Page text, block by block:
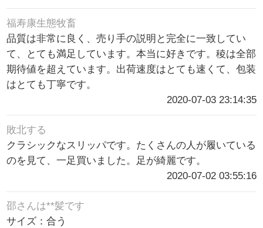
福寿康生態牧畜
品質は非常に良く、売り手の説明と完全に一致してい
て、とても満足しています。本当に好きです。稜は全部
期待値を超えています。出荷速度はとても速くて、包装
はとても丁寧です。
2020-07-03 23:14:35
敗北する
クラシックなスリッパです。たくさんの人が履いている
のを見て、一足買いました。足が綺麗です。
2020-07-02 03:55:16
邵さんは**髪です
サイズ：合う